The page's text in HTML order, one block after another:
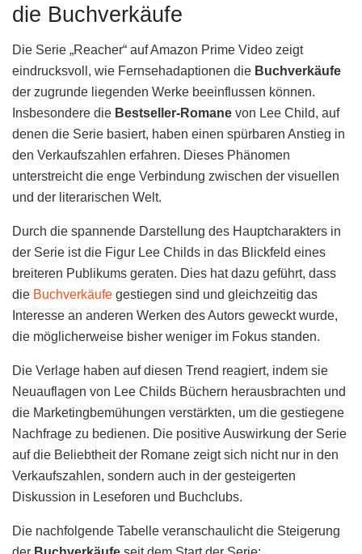
die Buchverkäufe
Die Serie „Reacher“ auf Amazon Prime Video zeigt
eindrucksvoll, wie Fernsehadaptionen die Buchverkäufe
der zugrunde liegenden Werke beeinflussen können.
Insbesondere die Bestseller-Romane von Lee Child, auf
denen die Serie basiert, haben einen spürbaren Anstieg in
den Verkaufszahlen erfahren. Dieses Phänomen
unterstreicht die enge Verbindung zwischen der visuellen
und der literarischen Welt.
Durch die spannende Darstellung des Hauptcharakters in
der Serie ist die Figur Lee Childs in das Blickfeld eines
breiteren Publikums geraten. Dies hat dazu geführt, dass
die Buchverkäufe gestiegen sind und gleichzeitig das
Interesse an anderen Werken des Autors geweckt wurde,
die möglicherweise bisher weniger im Fokus standen.
Die Verlage haben auf diesen Trend reagiert, indem sie
Neuauflagen von Lee Childs Büchern herausbrachten und
die Marketingbemühungen verstärkten, um die gestiegene
Nachfrage zu bedienen. Die positive Auswirkung der Serie
auf die Beliebtheit der Romane zeigt sich nicht nur in den
Verkaufszahlen, sondern auch in der gesteigerten
Diskussion in Leseforen und Buchclubs.
Die nachfolgende Tabelle veranschaulicht die Steigerung